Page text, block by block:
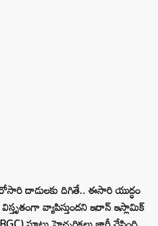
దాడులకు దిగితే.. ఈసారి యుద్ధం
వ్యాపిస్తుందని ఇరాన్ ఇస్లామిక్